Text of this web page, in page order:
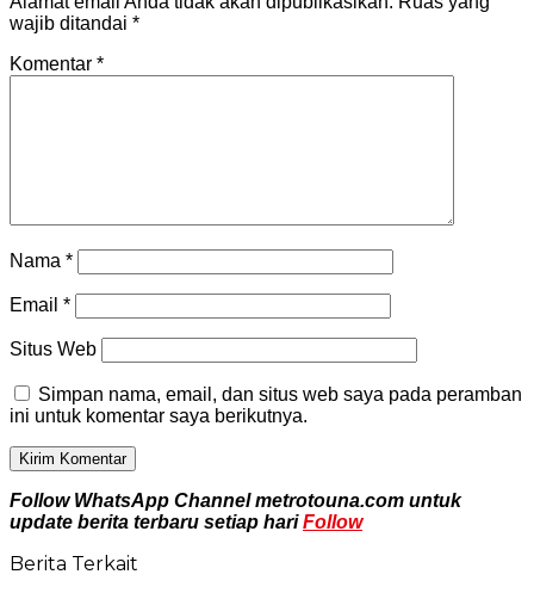
wajib ditandai *
Komentar *
Nama *
Email *
Situs Web
Simpan nama, email, dan situs web saya pada peramban
ini untuk komentar saya berikutnya.
Follow WhatsApp Channel metrotouna.com untuk
update berita terbaru setiap hariFollow
Berita Terkait